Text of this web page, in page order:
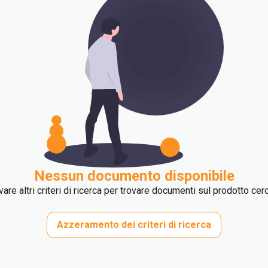
Nessun documento disponibile
altri criteri di ricerca per trovare documenti sul prodotto
Azzeramento dei criteri di ricerca